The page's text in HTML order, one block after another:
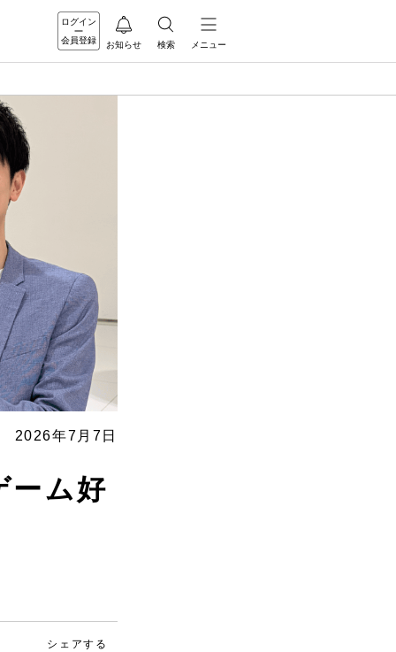
ログイン
会員登録
お知らせ 検索 メニュー
2026年7月7日
ーム好
シェアする